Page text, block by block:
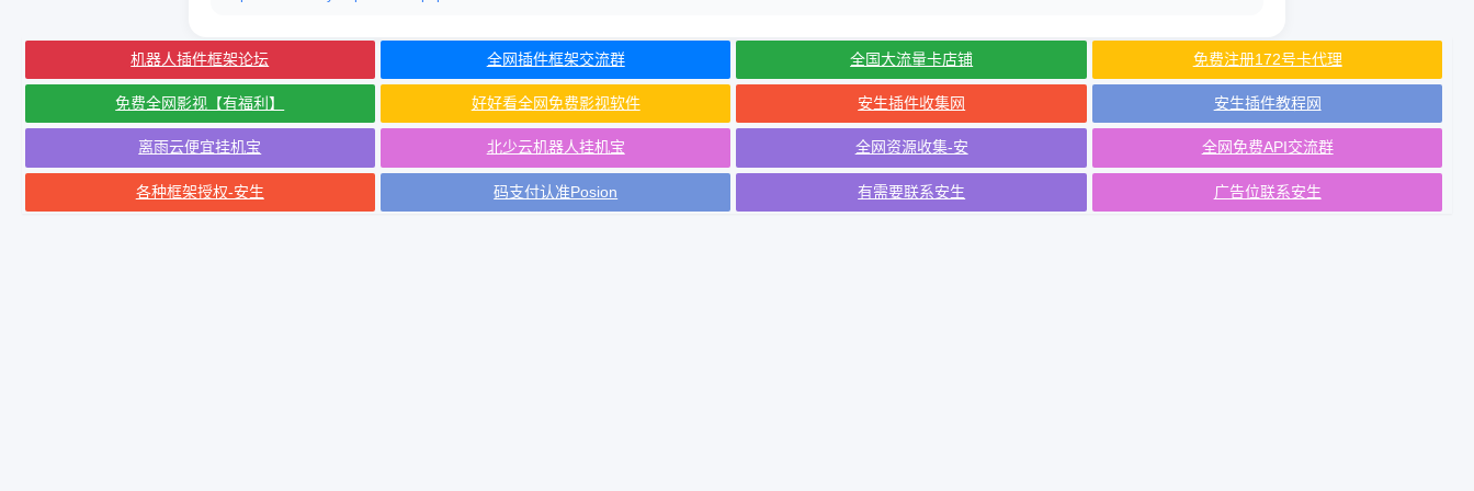
机器人插件框架论坛 全网插件框架交流群 全国大流量卡店铺 免费注册172号卡代理
免费全网影视【有福利】 好好看全网免费影视软件 安生插件收集网 安生插件教程网
离雨云便宜挂机宝 北少云机器人挂机宝 全网资源收集-安 全网免费API交流群
各种框架授权-安生 码支付认准Posion 有需要联系安生 广告位联系安生